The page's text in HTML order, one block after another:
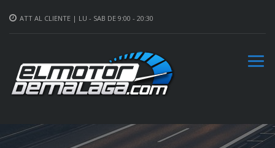
ATT AL CLIENTE | LU - SAB DE 9:00 - 20:30